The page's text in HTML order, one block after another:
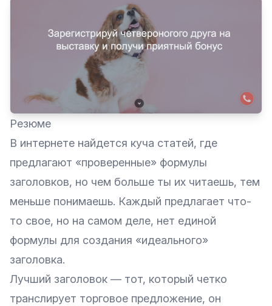
Резюме
В интернете найдется куча статей, где
предлагают «проверенные» формулы
заголовков, но чем больше ты их читаешь, тем
меньше понимаешь. Каждый предлагает что-
то свое, но на самом деле, нет единой
формулы для создания «идеального»
заголовка.
Лучший заголовок — тот, который четко
транслирует торговое предложение, он